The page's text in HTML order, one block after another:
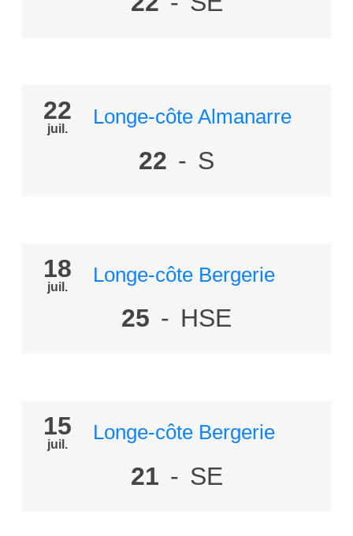
22
juil.
Longe-côte Almanarre
22 - S
18
juil.
Longe-côte Bergerie
25 - HSE
15
juil.
Longe-côte Bergerie
21 - SE